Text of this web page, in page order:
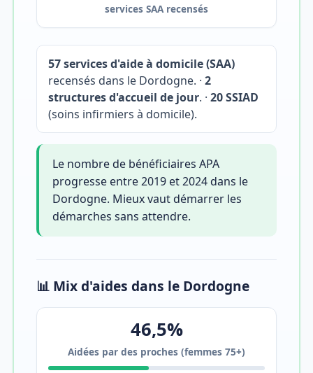
services SAA recensés
57 services d'aide à domicile (SAA)
recensés dans le Dordogne. · 2
structures d'accueil de jour. · 20 SSIAD
(soins infirmiers à domicile).
Le nombre de bénéficiaires APA
progresse entre 2019 et 2024 dans le
Dordogne. Mieux vaut démarrer les
démarches sans attendre.
📊 Mix d'aides dans le Dordogne
46,5%
Aidées par des proches (femmes 75+)